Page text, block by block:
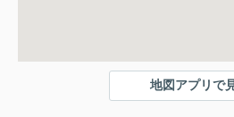
地図アプリで